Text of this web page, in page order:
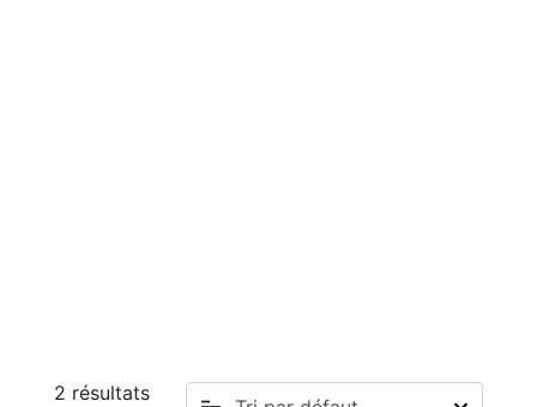
2 résultats